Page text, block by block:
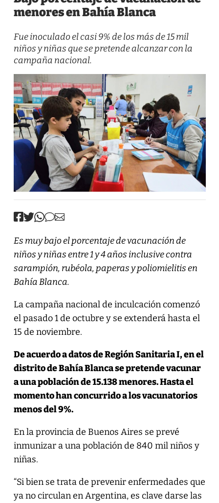
menores en Bahía Blanca
Fue inoculado el casi 9% de los más de 15 mil
niños y niñas que se pretende alcanzar con la
campaña nacional.
Es muy bajo el porcentaje de vacunación de
niños y niñas entre 1 y 4 años inclusive contra
sarampión, rubéola, paperas y poliomielitis en
Bahía Blanca.
La campaña nacional de inculcación comenzó
el pasado 1 de octubre y se extenderá hasta el
15 de noviembre.
De acuerdo a datos de Región Sanitaria I, en el
distrito de Bahía Blanca se pretende vacunar
a una población de 15.138 menores. Hasta el
momento han concurrido a los vacunatorios
menos del 9%.
En la provincia de Buenos Aires se prevé
inmunizar a una población de 840 mil niños y
niñas.
“Si bien se trata de prevenir enfermedades que
ya no circulan en Argentina, es clave darse las